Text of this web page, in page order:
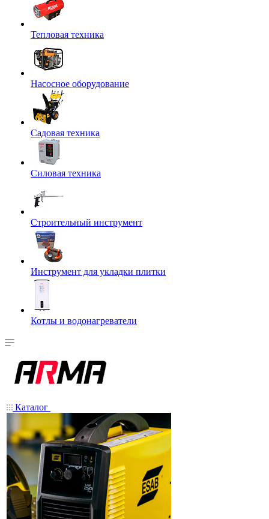
Тепловая техника
Насосное оборудование
Садовая техника
Силовая техника
Строительный инструмент
Инструмент для укладки плитки
Котлы и водонагреватели
Каталог